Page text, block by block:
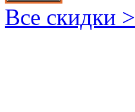
Все скидки >